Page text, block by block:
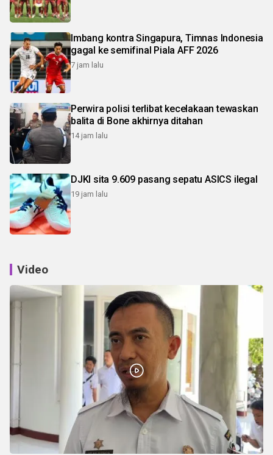
Imbang kontra Singapura, Timnas Indonesia
gagal ke semifinal Piala AFF 2026
7 jam lalu
Perwira polisi terlibat kecelakaan tewaskan
balita di Bone akhirnya ditahan
14 jam lalu
DJKI sita 9.609 pasang sepatu ASICS ilegal
19 jam lalu
Video